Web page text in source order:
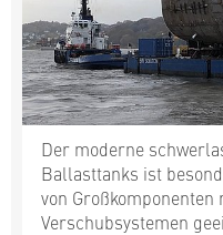
Der moderne
Ballasttanks ist
von
Verschubsystemen